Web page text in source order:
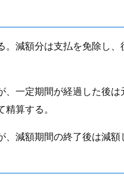
。減額分は支払を免除し
、一定期間が経過した後
算する。
、減額期間の終了後は減